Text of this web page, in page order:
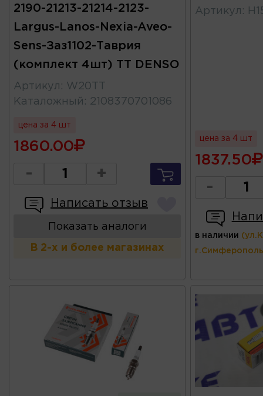
2190-21213-21214-2123-
Largus-Lanos-Nexia-Aveo-
Sens-Заз1102-Таврия
(комплект 4шт) TT DENSO
Артикул : W20TT
Каталожный : 2108370701086
цена за 4 шт
1860.00
- +
Написать отзыв
Показать аналоги
В 2-х и более магазинах
Артикул :
цена за 4 шт
1837.50
-
в наличии